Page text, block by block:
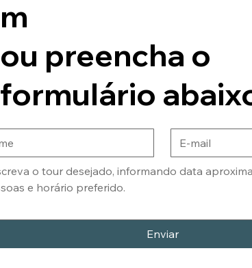
m
ou preencha o
formulário
Enviar